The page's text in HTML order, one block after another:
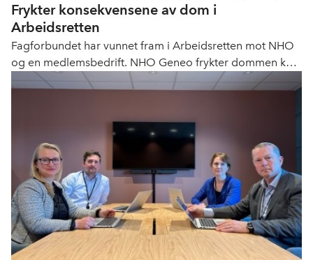
Frykter konsekvensene av dom i
Arbeidsretten
Fagforbundet har vunnet fram i Arbeidsretten mot NHO
og en medlemsbedrift. NHO Geneo frykter dommen kan
få negative konsekvenser for brukere og ansatte.